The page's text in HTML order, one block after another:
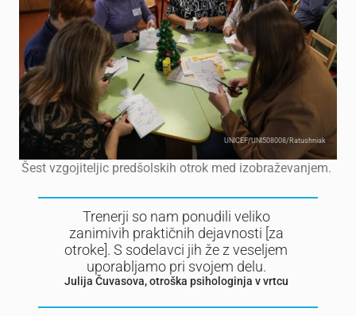
UNICEF/UNI508008/Ratushniak
Šest vzgojiteljic predšolskih otrok med izobraževanjem.
Trenerji so nam ponudili veliko
zanimivih praktičnih dejavnosti [za
otroke]. S sodelavci jih že z veseljem
uporabljamo pri svojem delu.
Julija Čuvasova, otroška psihologinja v vrtcu